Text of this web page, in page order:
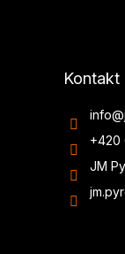
Kontakt
info@
+420
JM